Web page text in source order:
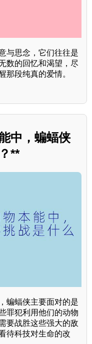
与思念，它们往往是
数的回忆和渴望，尽
那段纯真的爱情。
中，蝙蝠侠
**
蝙蝠侠主要面对的是
罪犯利用他们的动物
要战胜这些强大的敌
待科技对生命的改